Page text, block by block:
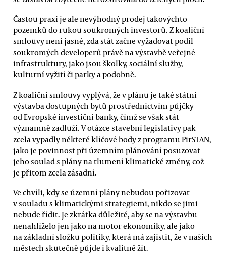
Častou praxí je ale nevýhodný prodej takovýchto
pozemků do rukou soukromých investorů. Z koaliční
smlouvy není jasné, zda stát začne vyžadovat podíl
soukromých developerů právě na výstavbě veřejné
infrastruktury, jako jsou školky, sociální služby,
kulturní vyžití či parky a podobně.
Z koaliční smlouvy vyplývá, že v plánu je také státní
výstavba dostupných bytů prostřednictvím půjčky
od Evropské investiční banky, čímž se však stát
významně zadluží. V otázce stavební legislativy pak
zcela vypadly některé klíčové body z programu PirSTAN,
jako je povinnost při územním plánování posuzovat
jeho soulad s plány na tlumení klimatické změny, což
je přitom zcela zásadní.
Ve chvíli, kdy se územní plány nebudou pořizovat
v souladu s klimatickými strategiemi, nikdo se jimi
nebude řídit. Je zkrátka důležité, aby se na výstavbu
nenahlíželo jen jako na motor ekonomiky, ale jako
na základní složku politiky, která má zajistit, že v našich
městech skutečně půjde i kvalitně žít.